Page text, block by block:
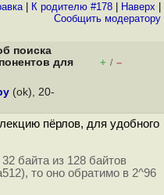
| К родителю #178 Наверх
Cообщить модератору
поиска
для
+ / –
(ok), 20-
пёрлов, для удобного
байта из 128 байтов
то оно обратимо в 2^96